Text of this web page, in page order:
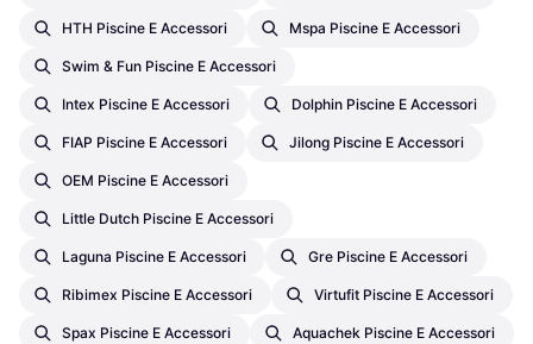
HTH Piscine E Accessori Mspa Piscine E Accessori
Swim & Fun Piscine E Accessori
Intex Piscine E Accessori Dolphin Piscine E Accessori
FIAP Piscine E Accessori Jilong Piscine E Accessori
OEM Piscine E Accessori
Little Dutch Piscine E Accessori
Laguna Piscine E Accessori Gre Piscine E Accessori
Ribimex Piscine E Accessori Virtufit Piscine E Accessori
Spax Piscine E Accessori Aquachek Piscine E Accessori